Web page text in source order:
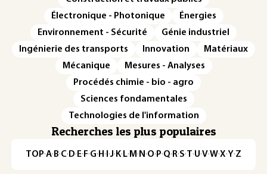
Électronique - Photonique
Énergies
Environnement - Sécurité
Génie industriel
Ingénierie des transports
Innovation
Matériaux
Mécanique
Mesures - Analyses
Procédés chimie - bio - agro
Sciences fondamentales
Technologies de l'information
Recherches les plus populaires
TOP·A·B·C· D· E· F·G· H · ·J· K· L· M · N ·O· P·Q· R·S·T·U·V·W·X·Y·Z